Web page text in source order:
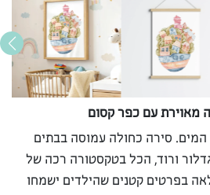
מאוירת עם כפר קסום
סירה כחולה עמוסה בבתים
ורוד, הכל בטקסטורה רכה של
בפרטים קטנים שהילדים ישמחו